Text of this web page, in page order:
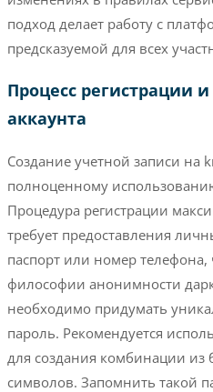
подход делает работу с
предсказуемой для всех
Процесс регистрации
аккаунта
Создание учетной записи на
полноценному
Процедура регистрации
требует предоставления
паспорт или номер телефона,
философии анонимности
необходимо придумать
пароль. Рекомендуется
для создания комбинации
символов. Запомнить такой